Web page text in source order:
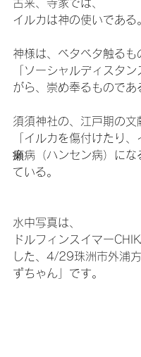
古来、寺家では、
イルカは神の使いである
神様は、ベタベタ触るも
「ソーシャルディスタ
がら、崇め奉るものであ
須須神社の、江戸期の文
「イルカを傷付けたり、
癩病（ハンセン病）にな
ている。
水中写真は、
ドルフィンスイマー
した、4/29珠洲市外浦
ずちゃん」です。